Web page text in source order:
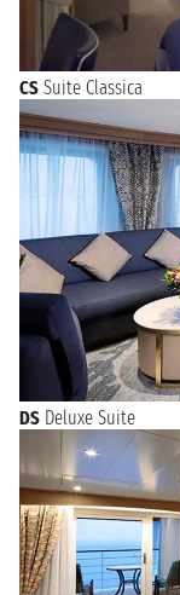
CS Suite Classica
DS Deluxe Suite